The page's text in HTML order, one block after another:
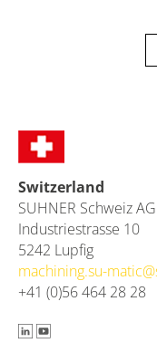
Switzerland
SUHNER Schweiz AG
Industriestrasse 10
5242 Lupfig
machining.su-matic@
+41 (0)56 464 28 28